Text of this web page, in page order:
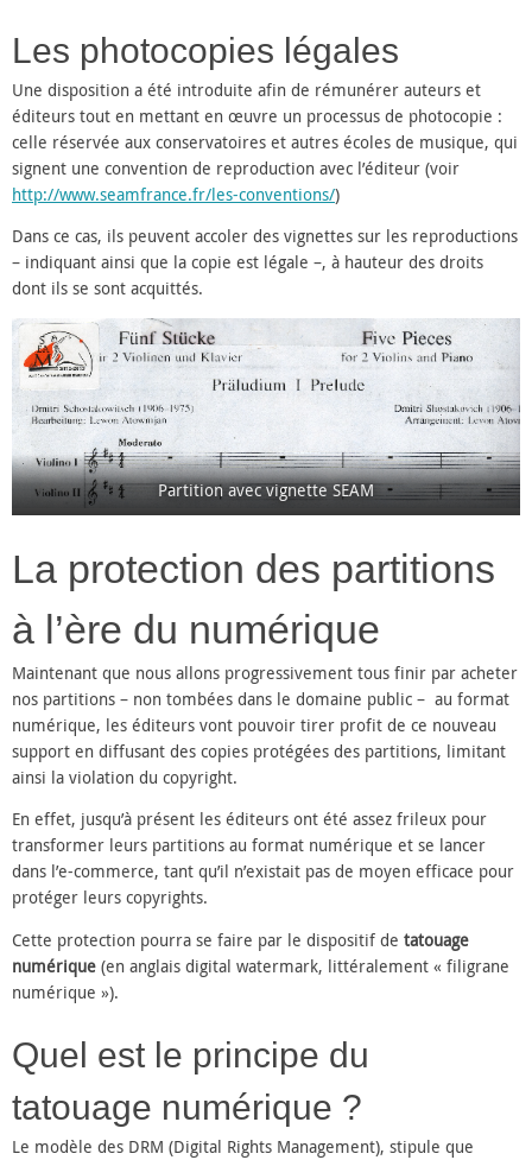
Les photocopies légales
Une disposition a été introduite afin de rémunérer auteurs et
éditeurs tout en mettant en œuvre un processus de photocopie :
celle réservée aux conservatoires et autres écoles de musique, qui
signent une convention de reproduction avec l’éditeur (voir
http://www.seamfrance.fr/les-conventions/)
Dans ce cas, ils peuvent accoler des vignettes sur les reproductions
– indiquant ainsi que la copie est légale –, à hauteur des droits
dont ils se sont acquittés.
Partition avec vignette SEAM
La protection des partitions
à l’ère du numérique
Maintenant que nous allons progressivement tous finir par acheter
nos partitions – non tombées dans le domaine public – au format
numérique, les éditeurs vont pouvoir tirer profit de ce nouveau
support en diffusant des copies protégées des partitions, limitant
ainsi la violation du copyright.
En effet, jusqu’à présent les éditeurs ont été assez frileux pour
transformer leurs partitions au format numérique et se lancer
dans l’e-commerce, tant qu’il n’existait pas de moyen efficace pour
protéger leurs copyrights.
Cette protection pourra se faire par le dispositif de tatouage
numérique (en anglais digital watermark, littéralement « filigrane
numérique »).
Quel est le principe du
tatouage numérique ?
Le modèle des DRM (Digital Rights Management), stipule que